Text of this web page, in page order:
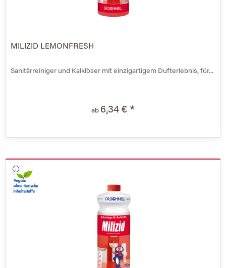
MILIZID LEMONFRESH
Sanitärreiniger und Kalklöser mit einzigartigem Dufterlebnis, für...
ab 6,34 € *